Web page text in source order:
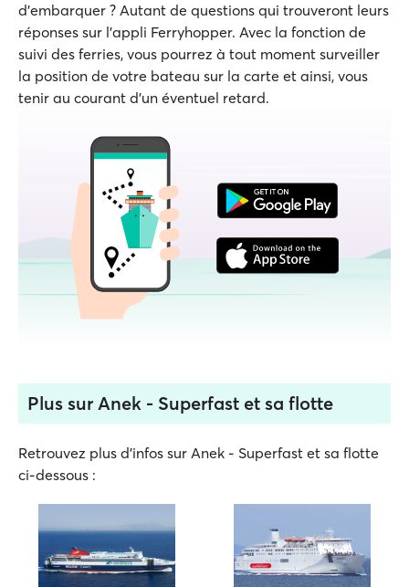
d'embarquer ? Autant de questions qui trouveront leurs
réponses sur l'appli Ferryhopper. Avec la fonction de
suivi des ferries, vous pourrez à tout moment surveiller
la position de votre bateau sur la carte et ainsi, vous
tenir au courant d'un éventuel retard.
Plus sur Anek - Superfast et sa flotte
Retrouvez plus d'infos sur Anek - Superfast et sa flotte
ci-dessous :